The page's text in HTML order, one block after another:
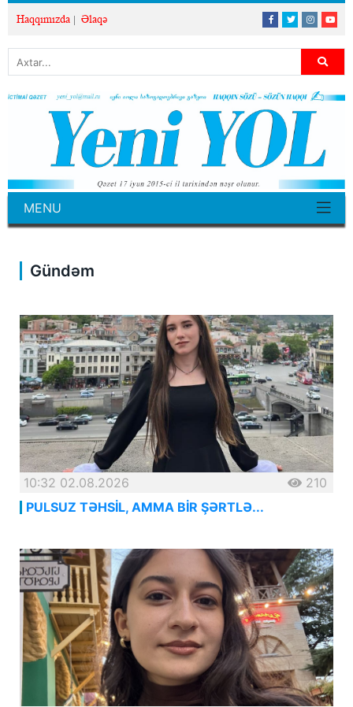
Haqqımızda Əlaqə
MENU
Gündəm
10:32 02.08.2026
210
PULSUZ TƏHSİL, AMMA BİR ŞƏRTLƏ...